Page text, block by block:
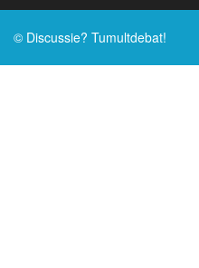
© Discussie? Tumultdebat!